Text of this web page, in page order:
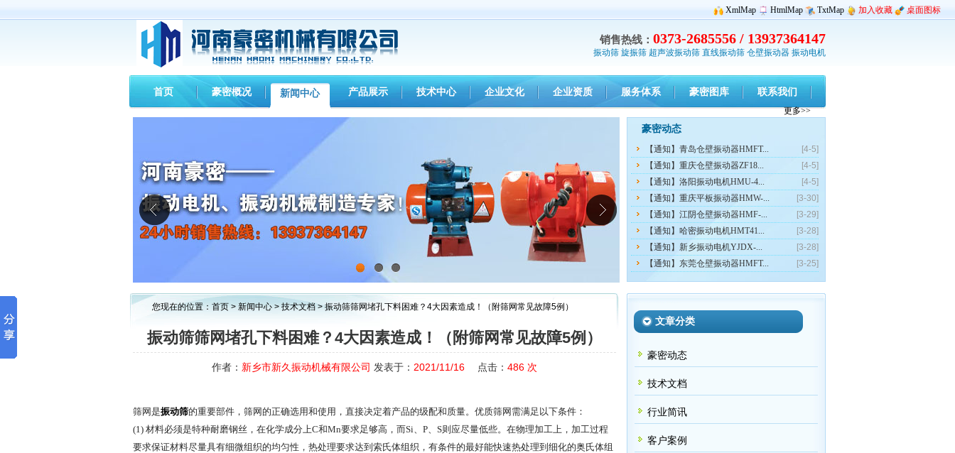
XmlMap HtmlMap TxtMap 加入收藏 桌面图标
销售热线： 0373-2685556 / 13937364147
振动筛 旋振筛 超声波振动筛 直线振动筛 仓壁振动器 振动电机
首页 豪密概况 新闻中心 产品展示 技术中心 企业文化 企业资质 服务体系 豪密图库 联系我们
豪密动态
更多>>
[4-5]
【通知】青岛仓壁振动器HMFT...
[4-5]
【通知】重庆仓壁振动器ZF18...
[4-5]
【通知】洛阳振动电机HMU-4...
[3-30]
【通知】重庆平板振动器HMW-...
[3-29]
【通知】江阴仓壁振动器HMF-...
[3-28]
【通知】哈密振动电机HMT41...
[3-28]
【通知】新乡振动电机YJDX-...
[3-25]
【通知】东莞仓壁振动器HMFT...
您现在的位置： 首页 > 新闻中心 > 技术文档 > 振动筛筛网堵孔下料困难？4大因素造成！（附筛网常见故障5例）
振动筛筛网堵孔下料困难？4大因素造成！（附筛网常见故障5例）
作者： 新乡市新久振动机械有限公司 发表于： 2021/11/16 点击： 486 次
筛网是振动筛的重要部件，筛网的正确选用和使用，直接决定着产品的级配和质量。优质筛网需满足以下条件：
(1) 材料必须是特种耐磨钢丝，在化学成分上C和Mn要求足够高，而Si、P、S则应尽量低些。在物理加工上，加工过程
要求保证材料尽量具有细微组织的均匀性，热处理要求达到索氏体组织，有条件的最好能快速热处理到细化的奥氏体组
文章分类
豪密动态
技术文档
行业简讯
客户案例